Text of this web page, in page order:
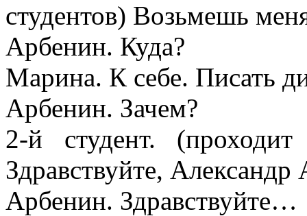
студентов) Возьмешь
Арбенин. Куда?
Марина. К себе. Писать
Арбенин. Зачем?
2-й студент.
Здравствуйте,
Арбенин. Здравствуйте…